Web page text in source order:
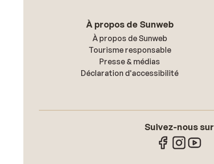
À propos de Sunweb
À propos de Sunweb
Tourisme responsable
Presse & médias
Déclaration d'accessibilité
Suivez-nous sur